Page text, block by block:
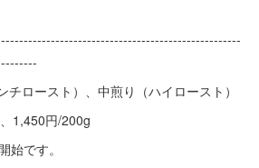
チロースト）、中煎り（ハイロースト）
1,450円/200g
始です。